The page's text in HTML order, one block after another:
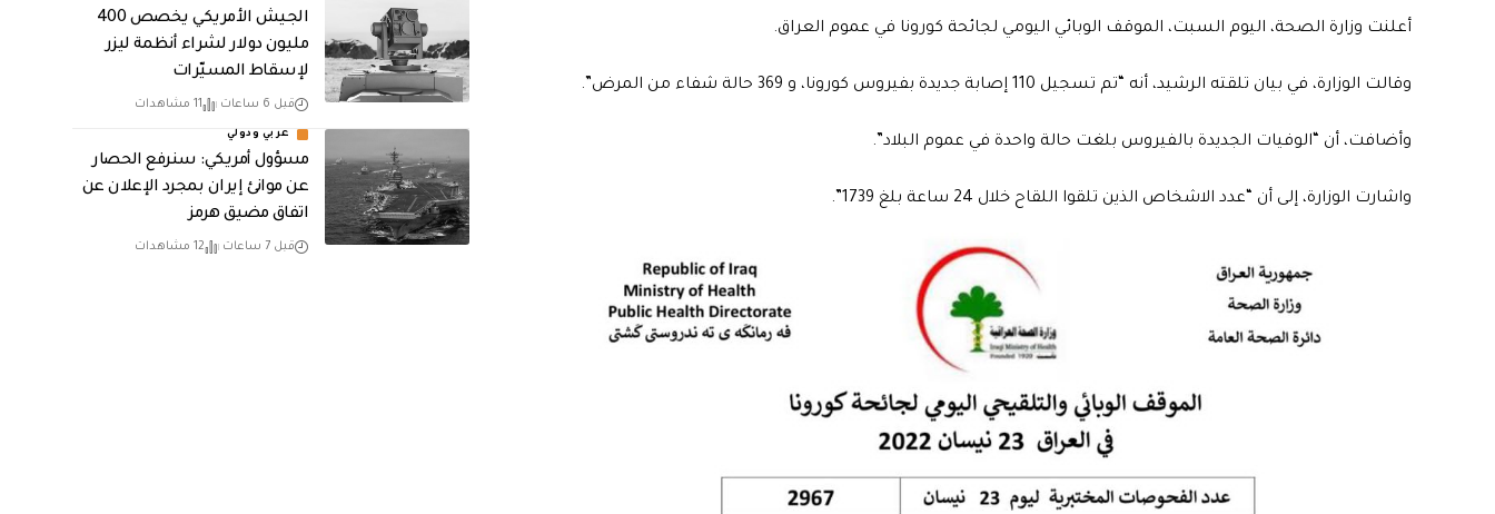
أعلنت وزارة الصحة، اليوم السبت، الموقف الوبائي اليومي لجائحة كورونا في عموم العراق.
وقالت الوزارة، في بيان تلقته الرشيد، أنه “تم تسجيل 110 إصابة جديدة بفيروس كورونا، و 369 حالة شفاء من المرض”.
وأضافت، أن “الوفيات الجديدة بالفيروس بلغت حالة واحدة في عموم البلاد”.
واشارت الوزارة، إلى أن “عدد الاشخاص الذين تلقوا اللقاح خلال 24 ساعة بلغ 1739”.
الجيش الأمريكي يخصص 400
مليون دولار لشراء أنظمة ليزر
لإسقاط المسيّرات
قبل 6 ساعات 11 مشاهدات
عربي ودولي
مسؤول أمريكي: سنرفع الحصار
عن موانئ إيران بمجرد الإعلان عن
اتفاق مضيق هرمز
قبل 7 ساعات 12 مشاهدات